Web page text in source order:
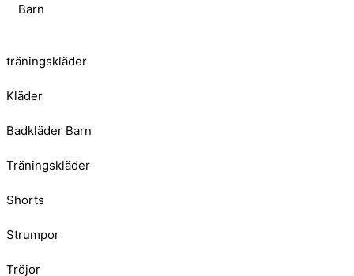
Barn
träningskläder
Kläder
Badkläder Barn
Träningskläder
Shorts
Strumpor
Tröjor